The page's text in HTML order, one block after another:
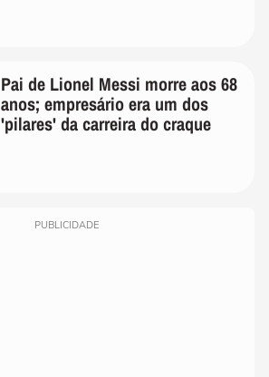
Pai de Lionel Messi morre aos 68
anos; empresário era um dos
'pilares' da carreira do craque
PUBLICIDADE